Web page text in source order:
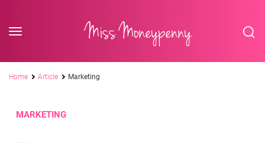
Miss Moneypenny
Pfadnavigation
Home Article Marketing
MARKETING